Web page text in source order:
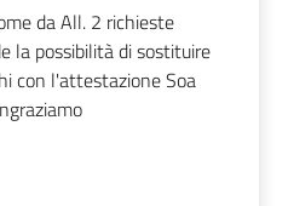
da All. 2 richieste
la possibilità di sostituire
con l'attestazione Soa